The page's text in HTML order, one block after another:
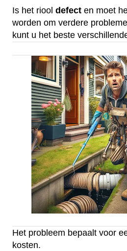
Is het riool defect en moet
worden om verdere
kunt u het beste
Het probleem bepaalt voor
kosten.